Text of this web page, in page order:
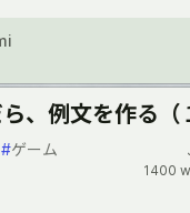
、例文を作る（
#ゲーム
1400